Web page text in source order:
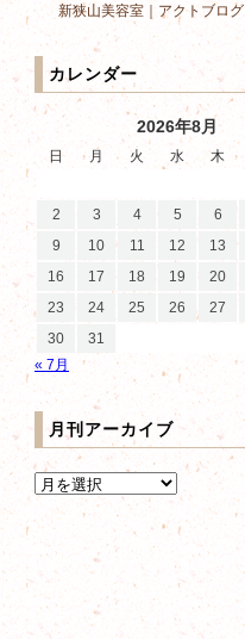
新狭山美容室｜アクトブログ
カレンダー
2026年8月
日 月 火 水 木
2
3 4 5 6
9
10 11 12 13
16
17 18 19 20
23
24 25 26 27
30
31
« 7月
月刊アーカイブ